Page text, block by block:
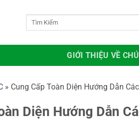
GIỚI THIỆU VỀ
» Cung Cấp Toàn Diện Hướng Dẫn
Diện Hướng Dẫn